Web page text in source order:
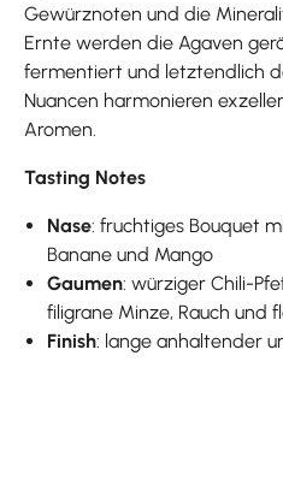
Gewürznoten und die
Ernte werden die Agaven
fermentiert und letztendlich
Nuancen harmonieren
Aromen.
Tasting Notes
Nase: fruchtiges Bouquet
Banane und Mango
Gaumen: würziger Chili-
filigrane Minze, Rauch und
Finish: lange anhaltender